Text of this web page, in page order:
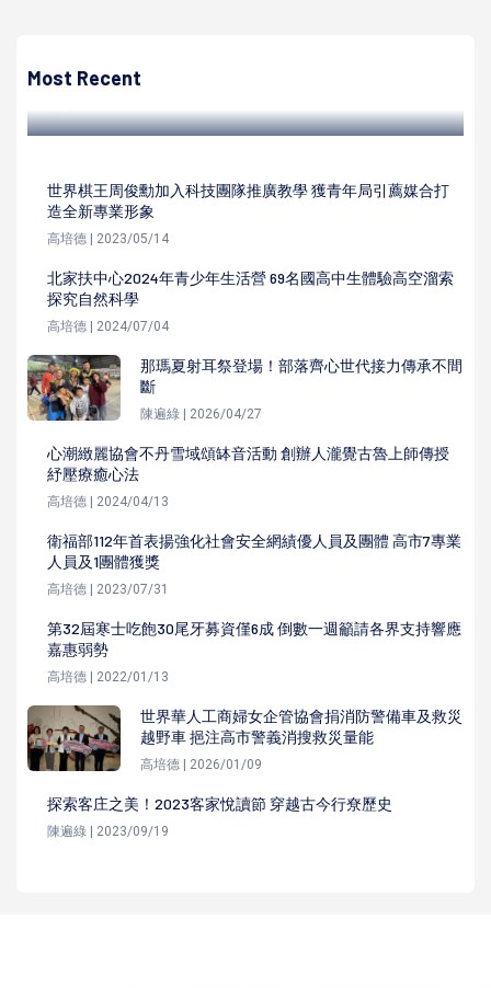
Most Recent
38區
世界棋王周俊勳加入科技團隊推廣教學 獲青年局引薦媒合打
造全新專業形象
高培德 | 2023/05/14
北家扶中心2024年青少年生活營 69名國高中生體驗高空溜索
探究自然科學
高培德 | 2024/07/04
那瑪夏射耳祭登場！部落齊心世代接力傳承不間
斷
陳遍綠 | 2026/04/27
心潮緻麗協會不丹雪域頌缽音活動 創辦人瀧覺古魯上師傳授
紓壓療癒心法
高培德 | 2024/04/13
衛福部112年首表揚強化社會安全網績優人員及團體 高市7專業
人員及1團體獲獎
高培德 | 2023/07/31
第32屆寒士吃飽30尾牙募資僅6成 倒數一週籲請各界支持響應
嘉惠弱勢
高培德 | 2022/01/13
世界華人工商婦女企管協會捐消防警備車及救災
越野車 挹注高市警義消搜救災量能
高培德 | 2026/01/09
探索客庄之美！2023客家悅讀節 穿越古今行尞歷史
陳遍綠 | 2023/09/19